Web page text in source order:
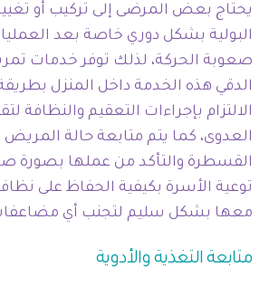
يحتاج بعض المرضى إلى تركيب أو
البولية بشكل دوري خاصة بعد
صعوبة الحركة، لذلك توفر خدمات
الدقي هذه الخدمة داخل المنزل
الالتزام بإجراءات التعقيم والنظافة
العدوى، كما يتم متابعة حالة
القسطرة والتأكد من عملها بصورة
توعية الأسرة بكيفية الحفاظ على
معها بشكل سليم لتجنب أي
متابعة التغذية والأدوية